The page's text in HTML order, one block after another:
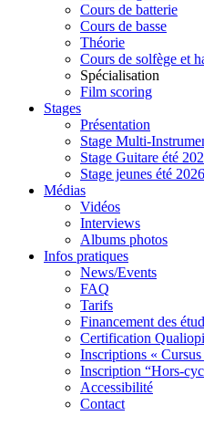
Cours de batterie
Cours de basse
Théorie
Cours de solfège et
Spécialisation
Film scoring
Stages
Présentation
Stage Multi-
Stage Guitare été
Stage jeunes été 2026
Médias
Vidéos
Interviews
Albums photos
Infos pratiques
News/Events
FAQ
Tarifs
Financement des
Certification Qualiopi
Inscriptions « Cursus
Inscription “Hors-
Accessibilité
Contact